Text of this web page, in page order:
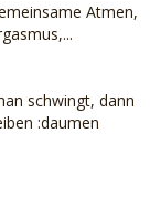
Atmen,
schwingt, dann
:daumen